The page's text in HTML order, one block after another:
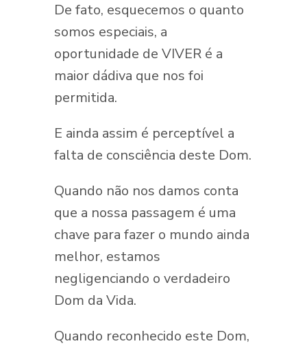
De fato, esquecemos o quanto
somos especiais, a
oportunidade de VIVER é a
maior dádiva que nos foi
permitida.
E ainda assim é perceptível a
falta de consciência deste Dom.
Quando não nos damos conta
que a nossa passagem é uma
chave para fazer o mundo ainda
melhor, estamos
negligenciando o verdadeiro
Dom da Vida.
Quando reconhecido este Dom,